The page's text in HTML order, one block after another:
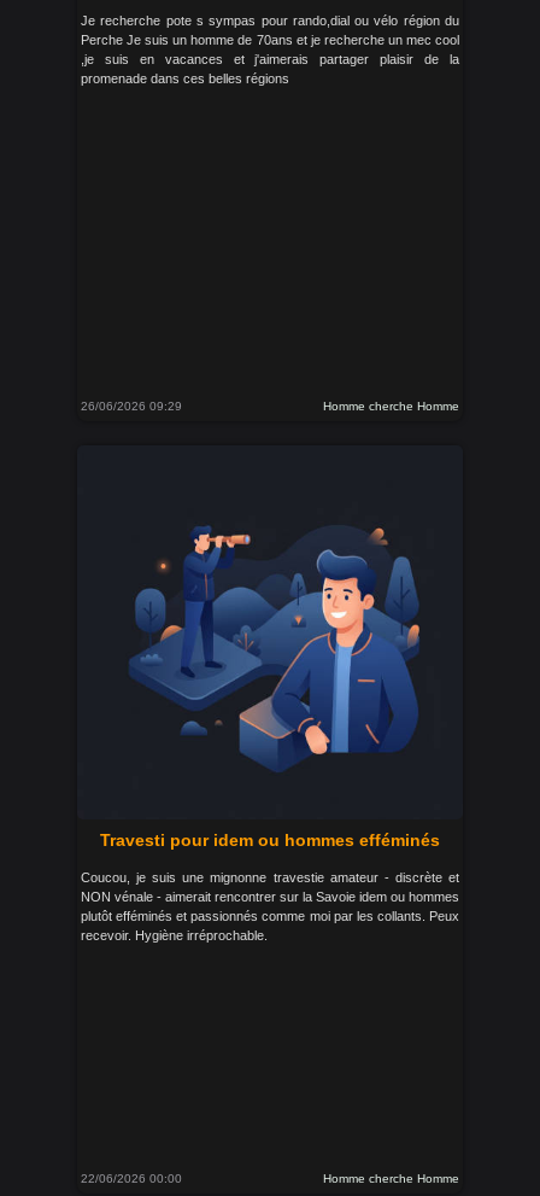
Je recherche pote s sympas pour rando,dial ou vélo région du
Perche Je suis un homme de 70ans et je recherche un mec cool
,je suis en vacances et j'aimerais partager plaisir de la
promenade dans ces belles régions
26/06/2026 09:29 Homme cherche Homme
Travesti pour idem ou hommes efféminés
Coucou, je suis une mignonne travestie amateur - discrète et
NON vénale - aimerait rencontrer sur la Savoie idem ou hommes
plutôt efféminés et passionnés comme moi par les collants. Peux
recevoir. Hygiène irréprochable.
22/06/2026 00:00 Homme cherche Homme